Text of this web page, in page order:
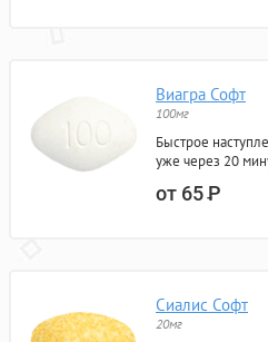
Виагра Софт
100мг
Быстрое
уже через 20
от 65Р
Сиалис Софт
20мг